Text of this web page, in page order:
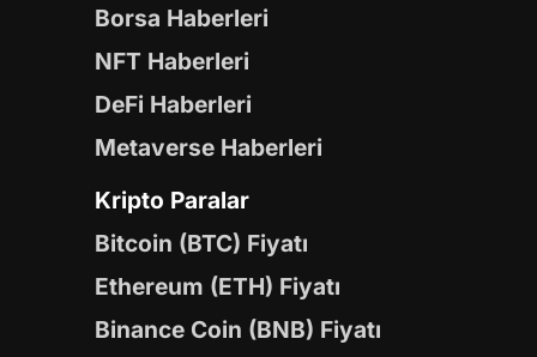
Borsa Haberleri
NFT Haberleri
DeFi Haberleri
Metaverse Haberleri
Kripto Paralar
Bitcoin (BTC) Fiyatı
Ethereum (ETH) Fiyatı
Binance Coin (BNB) Fiyatı